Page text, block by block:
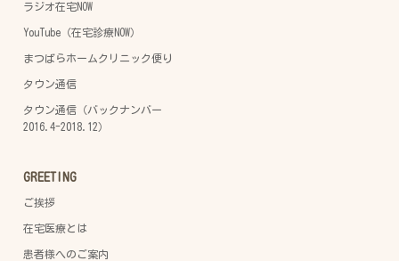
ラジオ在宅NOW
YouTube（在宅診療NOW）
まつばらホームクリニック便り
タウン通信
タウン通信（バックナンバー
2016.4-2018.12）
GREETING
ご挨拶
在宅医療とは
患者様へのご案内